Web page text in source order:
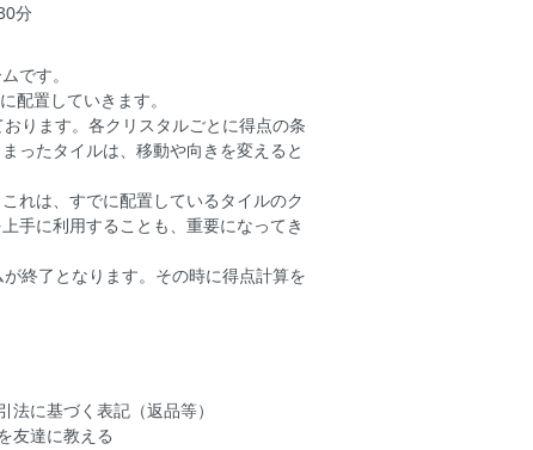
分
です。
配置していきます。
ります。各クリスタルごとに得点の条
ったタイルは、移動や向きを変えると
れは、すでに配置しているタイルのク
手に利用することも、重要になってき
終了となります。その時に得点計算を
法に基づく表記（返品等）
友達に教える